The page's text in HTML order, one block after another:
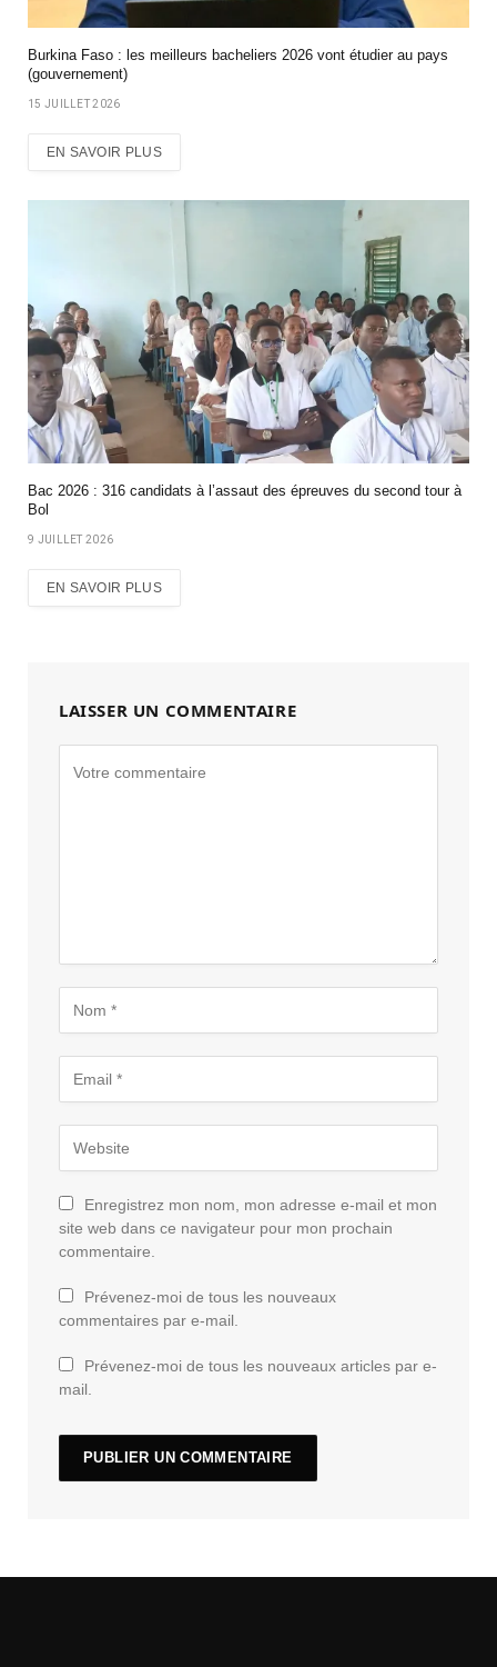
Burkina Faso : les meilleurs bacheliers 2026 vont étudier au pays
(gouvernement)
15 JUILLET 2026
EN SAVOIR PLUS
Bac 2026 : 316 candidats à l’assaut des épreuves du second tour à
Bol
9 JUILLET 2026
EN SAVOIR PLUS
LAISSER UN COMMENTAIRE
Enregistrez mon nom, mon adresse e-mail et mon
site web dans ce navigateur pour mon prochain
commentaire.
Prévenez-moi de tous les nouveaux
commentaires par e-mail.
Prévenez-moi de tous les nouveaux articles par e-
mail.